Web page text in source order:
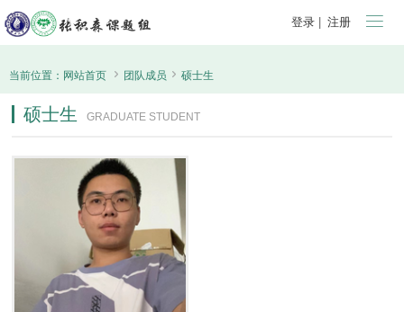
登录 注册 
当前位置： 网站首页  团队成员  硕士生
硕士生 GRADUATE STUDENT